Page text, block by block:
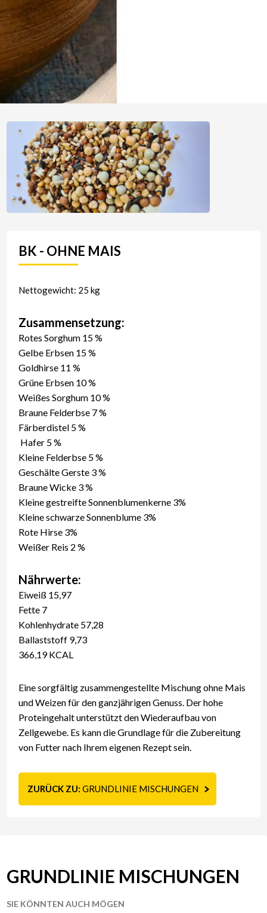
BK - OHNE MAIS
Nettogewicht: 25 kg
Zusammensetzung:
Rotes Sorghum 15 %
Gelbe Erbsen 15 %
Goldhirse 11 %
Grüne Erbsen 10 %
Weißes Sorghum 10 %
Braune Felderbse 7 %
Färberdistel 5 %
Hafer 5 %
Kleine Felderbse 5 %
Geschälte Gerste 3 %
Braune Wicke 3 %
Kleine gestreifte Sonnenblumenkerne 3%
Kleine schwarze Sonnenblume 3%
Rote Hirse 3%
Weißer Reis 2 %
Nährwerte:
Eiweiß 15,97
Fette 7
Kohlenhydrate 57,28
Ballaststoff 9,73
366,19 KCAL
Eine sorgfältig zusammengestellte Mischung ohne Mais
und Weizen für den ganzjährigen Genuss. Der hohe
Proteingehalt unterstützt den Wiederaufbau von
Zellgewebe. Es kann die Grundlage für die Zubereitung
von Futter nach Ihrem eigenen Rezept sein.
ZURÜCK ZU:GRUNDLINIE MISCHUNGEN
GRUNDLINIE MISCHUNGEN